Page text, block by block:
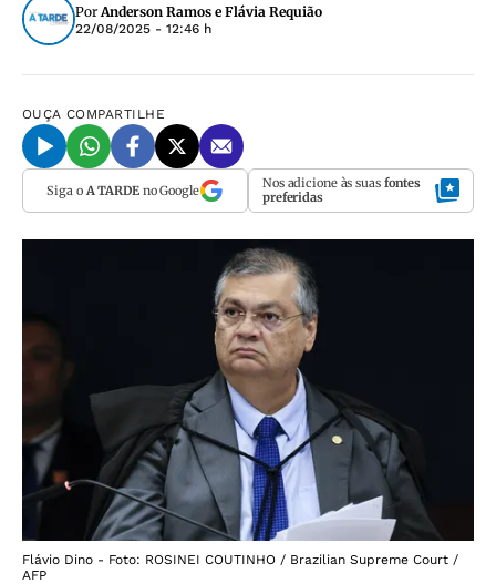
PorAnderson Ramos e Flávia Requião
22/08/2025 - 12:46 h
OUÇA COMPARTILHE
Siga o A TARDEno Google Nos adicione às suas fontes
preferidas
Flávio Dino - Foto: ROSINEI COUTINHO / Brazilian Supreme Court /
AFP